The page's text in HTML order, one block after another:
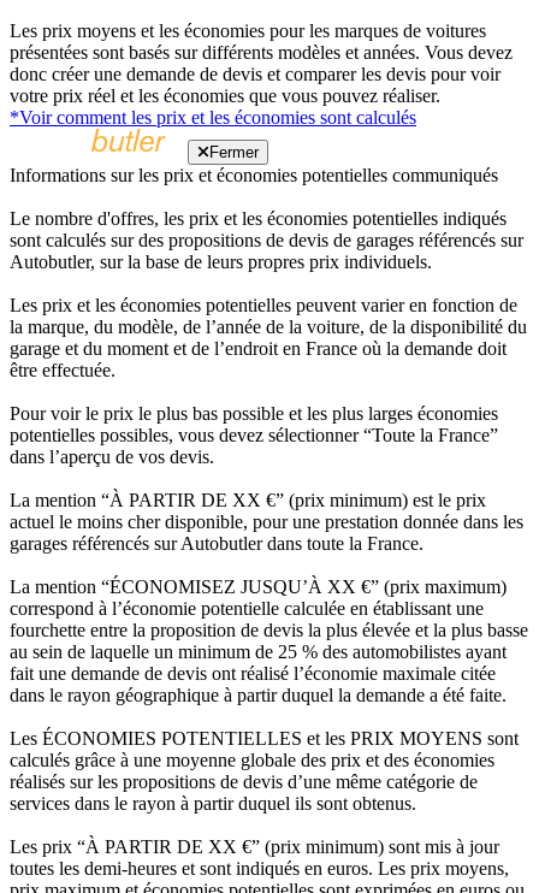
Les prix moyens et les économies pour les marques de voitures
présentées sont basés sur différents modèles et années. Vous devez
donc créer une demande de devis et comparer les devis pour voir
votre prix réel et les économies que vous pouvez réaliser.
*Voir comment les prix et les économies sont calculés
Fermer
Informations sur les prix et économies potentielles communiqués
Le nombre d'offres, les prix et les économies potentielles indiqués
sont calculés sur des propositions de devis de garages référencés sur
Autobutler, sur la base de leurs propres prix individuels.
Les prix et les économies potentielles peuvent varier en fonction de
la marque, du modèle, de l’année de la voiture, de la disponibilité du
garage et du moment et de l’endroit en France où la demande doit
être effectuée.
Pour voir le prix le plus bas possible et les plus larges économies
potentielles possibles, vous devez sélectionner “Toute la France”
dans l’aperçu de vos devis.
La mention “À PARTIR DE XX €” (prix minimum) est le prix
actuel le moins cher disponible, pour une prestation donnée dans les
garages référencés sur Autobutler dans toute la France.
La mention “ÉCONOMISEZ JUSQU’À XX €” (prix maximum)
correspond à l’économie potentielle calculée en établissant une
fourchette entre la proposition de devis la plus élevée et la plus basse
au sein de laquelle un minimum de 25 % des automobilistes ayant
fait une demande de devis ont réalisé l’économie maximale citée
dans le rayon géographique à partir duquel la demande a été faite.
Les ÉCONOMIES POTENTIELLES et les PRIX MOYENS sont
calculés grâce à une moyenne globale des prix et des économies
réalisés sur les propositions de devis d’une même catégorie de
services dans le rayon à partir duquel ils sont obtenus.
Les prix “À PARTIR DE XX €” (prix minimum) sont mis à jour
toutes les demi-heures et sont indiqués en euros. Les prix moyens,